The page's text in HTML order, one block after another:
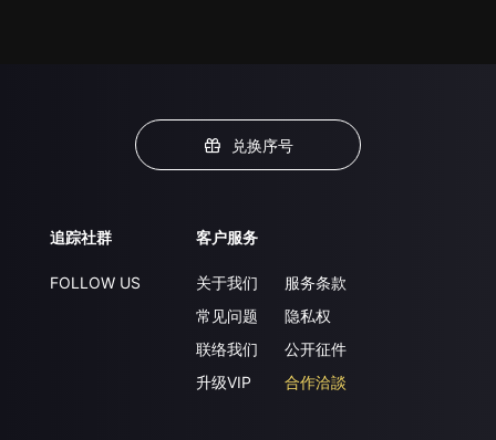
兑换序号
追踪社群
FOLLOW US
客户服务
关于我们
常见问题
联络我们
升级VIP
服务条款
隐私权
公开征件
合作洽談